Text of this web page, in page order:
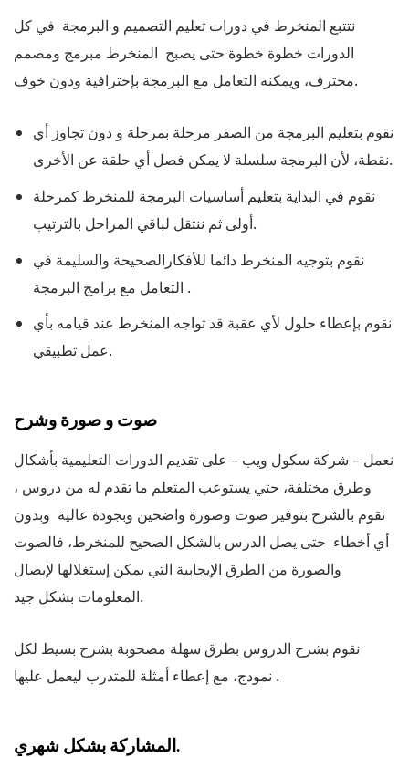
نتتبع المنخرط في دورات تعليم التصميم و البرمجة في كل
الدورات خطوة خطوة حتى يصبح المنخرط مبرمج ومصمم
محترف، ويمكنه التعامل مع البرمجة بإحترافية ودون خوف.
نقوم بتعليم البرمجة من الصفر مرحلة بمرحلة و دون تجاوز أي
نقطة، لأن البرمجة سلسلة لا يمكن فصل أي حلقة عن الأخرى.
نقوم في البداية بتعليم أساسيات البرمجة للمنخرط كمرحلة
أولى ثم ننتقل لباقي المراحل بالترتيب.
نقوم بتوجيه المنخرط دائما للأفكارالصحيحة والسليمة في
التعامل مع برامج البرمجة .
نقوم بإعطاء حلول لأي عقبة قد تواجه المنخرط عند قيامه بأي
عمل تطبيقي.
صوت و صورة وشرح
نعمل – شركة سكول ويب – على تقديم الدورات التعليمية بأشكال
وطرق مختلفة، حتي يستوعب المتعلم ما تقدم له من دروس ،
نقوم بالشرح بتوفير صوت وصورة واضحين وبجودة عالية وبدون
أي أخطاء حتى يصل الدرس بالشكل الصحيح للمنخرط، فالصوت
والصورة من الطرق الإيجابية التي يمكن إستغلالها لإيصال
المعلومات بشكل جيد.
نقوم بشرح الدروس بطرق سهلة مصحوبة بشرح بسيط لكل
نمودج، مع إعطاء أمثلة للمتدرب ليعمل عليها .
المشاركة بشكل شهري.